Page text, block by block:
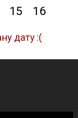
15 16
дату :(